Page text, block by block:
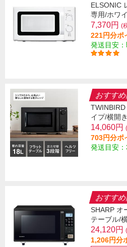
ELSONIC
専用/ホワ
7,370円 (
221円分ポ
発送目安：
おすす
イプ/横開
14,060円
703円分ポ
発送目安
おすす
SHARP オ
テーブル/
24,120円
1,206円分